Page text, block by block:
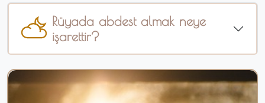
Rüyada abdest almak neye
işarettir?